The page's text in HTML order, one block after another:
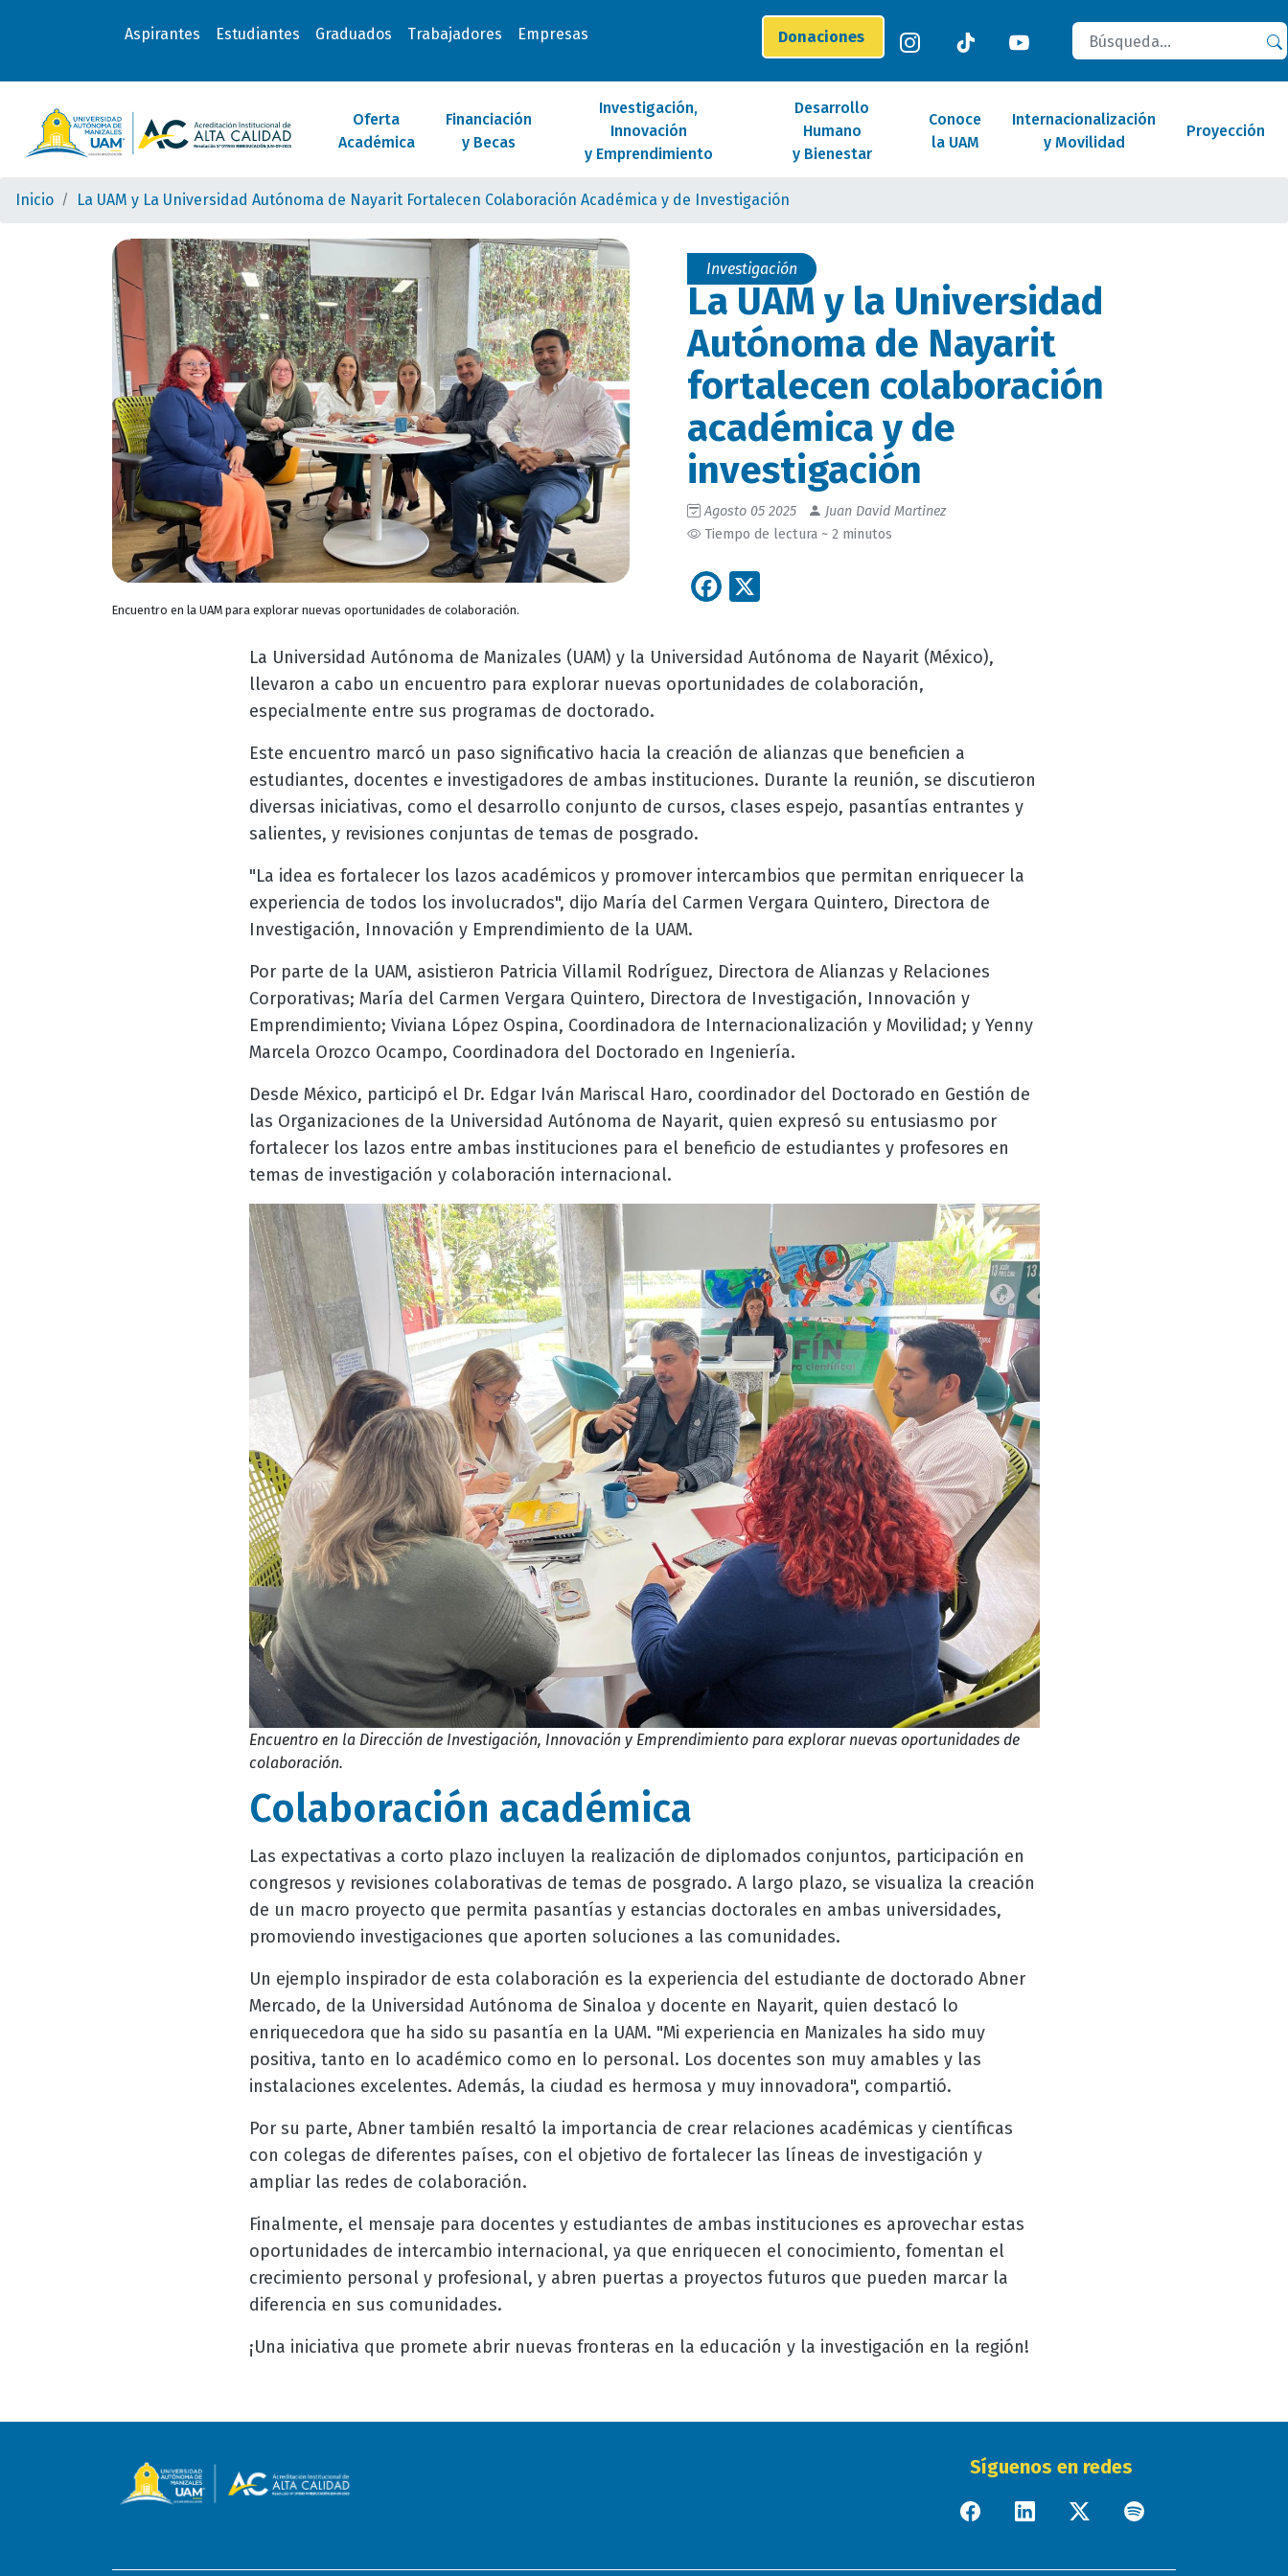
Aspirantes Estudiantes Graduados Trabajadores Empresas Donaciones
Buscar
Oferta
Académica
Financiación
y Becas
Investigación,
Innovación
y Emprendimiento
Desarrollo
Humano
y Bienestar
Conoce
la UAM
Internacionalización
y Movilidad
Proyección
Inicio La UAM y La Universidad Autónoma de Nayarit Fortalecen Colaboración Académica y de Investigación
Encuentro en la UAM para explorar nuevas oportunidades de colaboración.
Investigación
La UAM y la Universidad
Autónoma de Nayarit
fortalecen colaboración
académica y de
investigación
Agosto 05 2025
Juan David Martinez
Tiempo de lectura ~ 2 minutos
Facebook
La Universidad Autónoma de Manizales (UAM) y la Universidad Autónoma de Nayarit (México),
llevaron a cabo un encuentro para explorar nuevas oportunidades de colaboración,
especialmente entre sus programas de doctorado.
Este encuentro marcó un paso significativo hacia la creación de alianzas que beneficien a
estudiantes, docentes e investigadores de ambas instituciones. Durante la reunión, se discutieron
diversas iniciativas, como el desarrollo conjunto de cursos, clases espejo, pasantías entrantes y
salientes, y revisiones conjuntas de temas de posgrado.
"La idea es fortalecer los lazos académicos y promover intercambios que permitan enriquecer la
experiencia de todos los involucrados", dijo María del Carmen Vergara Quintero, Directora de
Investigación, Innovación y Emprendimiento de la UAM.
Por parte de la UAM, asistieron Patricia Villamil Rodríguez, Directora de Alianzas y Relaciones
Corporativas; María del Carmen Vergara Quintero, Directora de Investigación, Innovación y
Emprendimiento; Viviana López Ospina, Coordinadora de Internacionalización y Movilidad; y Yenny
Marcela Orozco Ocampo, Coordinadora del Doctorado en Ingeniería.
Desde México, participó el Dr. Edgar Iván Mariscal Haro, coordinador del Doctorado en Gestión de
las Organizaciones de la Universidad Autónoma de Nayarit, quien expresó su entusiasmo por
fortalecer los lazos entre ambas instituciones para el beneficio de estudiantes y profesores en
temas de investigación y colaboración internacional.
Encuentro en la Dirección de Investigación, Innovación y Emprendimiento para explorar nuevas oportunidades de
colaboración.
Colaboración académica
Las expectativas a corto plazo incluyen la realización de diplomados conjuntos, participación en
congresos y revisiones colaborativas de temas de posgrado. A largo plazo, se visualiza la creación
de un macro proyecto que permita pasantías y estancias doctorales en ambas universidades,
promoviendo investigaciones que aporten soluciones a las comunidades.
Un ejemplo inspirador de esta colaboración es la experiencia del estudiante de doctorado Abner
Mercado, de la Universidad Autónoma de Sinaloa y docente en Nayarit, quien destacó lo
enriquecedora que ha sido su pasantía en la UAM. "Mi experiencia en Manizales ha sido muy
positiva, tanto en lo académico como en lo personal. Los docentes son muy amables y las
instalaciones excelentes. Además, la ciudad es hermosa y muy innovadora", compartió.
Por su parte, Abner también resaltó la importancia de crear relaciones académicas y científicas
con colegas de diferentes países, con el objetivo de fortalecer las líneas de investigación y
ampliar las redes de colaboración.
Finalmente, el mensaje para docentes y estudiantes de ambas instituciones es aprovechar estas
oportunidades de intercambio internacional, ya que enriquecen el conocimiento, fomentan el
crecimiento personal y profesional, y abren puertas a proyectos futuros que pueden marcar la
diferencia en sus comunidades.
¡Una iniciativa que promete abrir nuevas fronteras en la educación y la investigación en la región!
Síguenos en redes